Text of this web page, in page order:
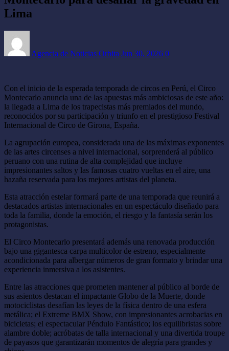
CONTACTO
Lima
Agencia de Noticias Orbita Jun 30, 2026 0
Con el inicio de la esperada temporada de circos en Perú, el Circo
Montecarlo anuncia una de las apuestas más ambiciosas de este año:
la llegada a Lima de los trapecistas más premiados del mundo,
reconocidos por su participación y triunfo en el prestigioso Festival
Internacional de Circo de Girona, España.
La agrupación europea, considerada una de las máximas exponentes
de las artes circenses a nivel internacional, sorprenderá al público
peruano con una rutina de alta complejidad que incluye
impresionantes saltos y las famosas cuatro vueltas en el aire, una
hazaña reservada para los mejores artistas del planeta.
Esta atracción estelar formará parte de una temporada que reunirá a
destacados artistas internacionales en un espectáculo diseñado para
toda la familia, donde la emoción, el riesgo y la fantasía serán los
protagonistas.
El Circo Montecarlo presentará además una renovada producción
bajo una gigantesca carpa multicolor de estreno, especialmente
acondicionada para albergar números de gran formato y brindar una
experiencia inmersiva a los asistentes.
Entre las atracciones que prometen mantener al público al borde de
sus asientos destacan el impactante Globo de la Muerte, donde
motociclistas desafían las leyes de la física dentro de una esfera
metálica; el Extreme BMX Show, con impresionantes acrobacias en
bicicletas; el espectacular Péndulo Fantástico; los equilibristas sobre
alambre doble; acróbatas de talla internacional y una divertida troupe
de payasos que garantizarán momentos de alegría para grandes y